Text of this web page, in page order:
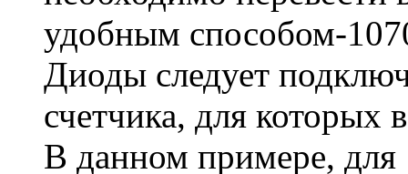
удобным способом-
Диоды следует
счетчика, для которых
В данном примере, для